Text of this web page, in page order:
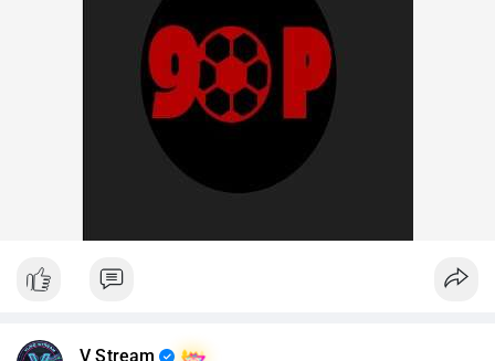
V Stream